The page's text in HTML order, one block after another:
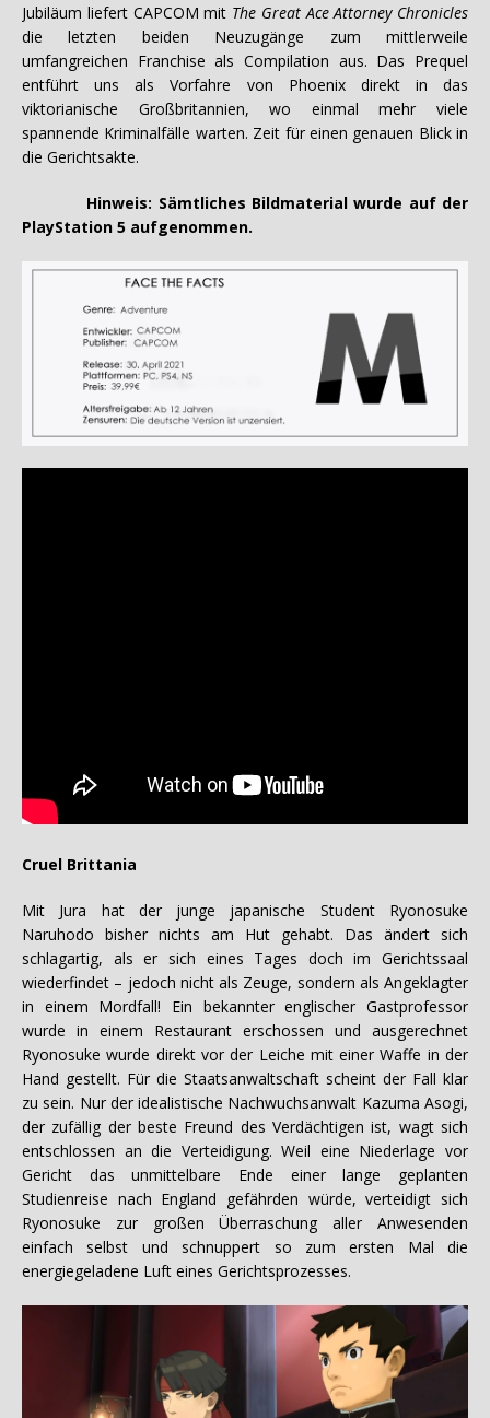
Jubiläum liefert CAPCOM mit The Great Ace Attorney Chronicles
die letzten beiden Neuzugänge zum mittlerweile
umfangreichen Franchise als Compilation aus. Das Prequel
entführt uns als Vorfahre von Phoenix direkt in das
viktorianische Großbritannien, wo einmal mehr viele
spannende Kriminalfälle warten. Zeit für einen genauen Blick in
die Gerichtsakte.
Hinweis: Sämtliches Bildmaterial wurde auf der
PlayStation 5 aufgenommen.
Cruel Brittania
Mit Jura hat der junge japanische Student Ryonosuke
Naruhodo bisher nichts am Hut gehabt. Das ändert sich
schlagartig, als er sich eines Tages doch im Gerichtssaal
wiederfindet – jedoch nicht als Zeuge, sondern als Angeklagter
in einem Mordfall! Ein bekannter englischer Gastprofessor
wurde in einem Restaurant erschossen und ausgerechnet
Ryonosuke wurde direkt vor der Leiche mit einer Waffe in der
Hand gestellt. Für die Staatsanwaltschaft scheint der Fall klar
zu sein. Nur der idealistische Nachwuchsanwalt Kazuma Asogi,
der zufällig der beste Freund des Verdächtigen ist, wagt sich
entschlossen an die Verteidigung. Weil eine Niederlage vor
Gericht das unmittelbare Ende einer lange geplanten
Studienreise nach England gefährden würde, verteidigt sich
Ryonosuke zur großen Überraschung aller Anwesenden
einfach selbst und schnuppert so zum ersten Mal die
energiegeladene Luft eines Gerichtsprozesses.